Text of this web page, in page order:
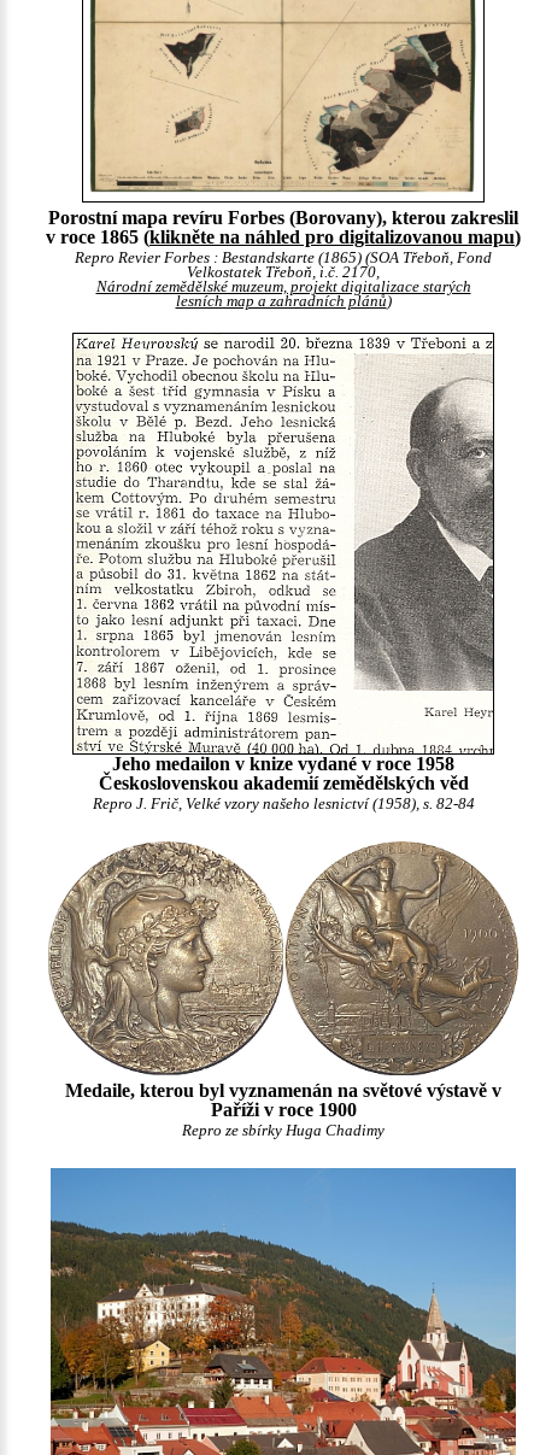
Porostní mapa revíru Forbes (Borovany), kterou zakreslil
v roce 1865 (klikněte na náhled pro digitalizovanou mapu)
Repro Revier Forbes : Bestandskarte (1865) (SOA Třeboň, Fond
Velkostatek Třeboň, i.č. 2170,
Národní zemědělské muzeum, projekt digitalizace starých
lesních map a zahradních plánů)
Jeho medailon v knize vydané v roce 1958
Československou akademií zemědělských věd
Repro J. Frič, Velké vzory našeho lesnictví (1958), s. 82-84
Medaile, kterou byl vyznamenán na světové výstavě v
Paříži v roce 1900
Repro ze sbírky Huga Chadimy